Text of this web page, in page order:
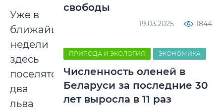
Уже в
ближайшие
недели
здесь
поселятся
два
льва
свободы
19.03.2025 1844
ПРИРОДА И ЭКОЛОГИЯ ЭКОНОМИКА
Численность оленей в
Беларуси за последние 30
лет выросла в 11 раз